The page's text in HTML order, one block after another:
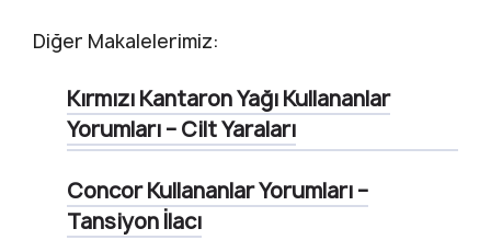
Diğer Makalelerimiz:
Kırmızı Kantaron Yağı Kullananlar
Yorumları – Cilt Yaraları
Concor Kullananlar Yorumları –
Tansiyon İlacı